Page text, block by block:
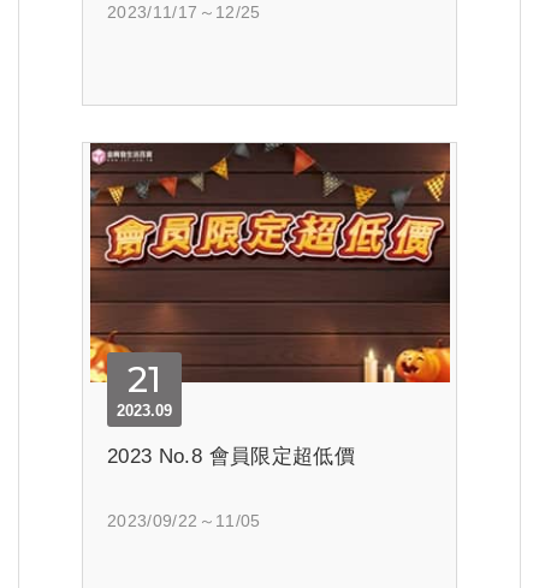
2023/11/17～12/25
21
2023.09
2023 No.8 會員限定超低價
2023/09/22～11/05